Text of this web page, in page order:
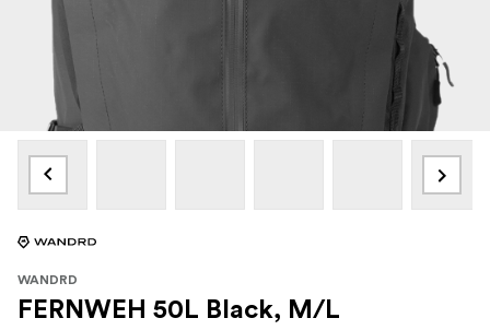
WANDRD
FERNWEH 50L Black, M/L